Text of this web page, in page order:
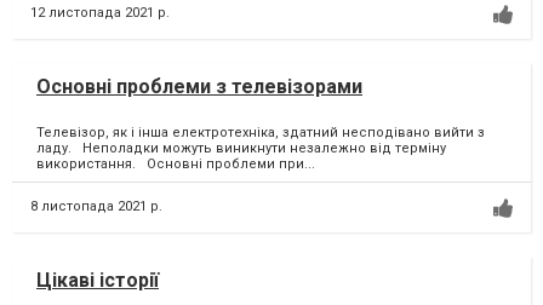
12 листопада 2021 р.
Основні проблеми з телевізорами
Телевізор, як і інша електротехніка, здатний несподівано вийти з
ладу. Неполадки можуть виникнути незалежно від терміну
використання. Основні проблеми при...
8 листопада 2021 р.
Цікаві історії